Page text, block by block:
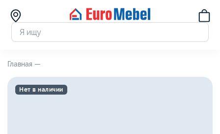
Главная —
Нет в наличии